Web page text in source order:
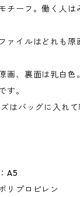
チーフ。働く人
ァイルはどれも
画、裏面は乳白
す。
はバッグに入れ
A5
リプロピレン